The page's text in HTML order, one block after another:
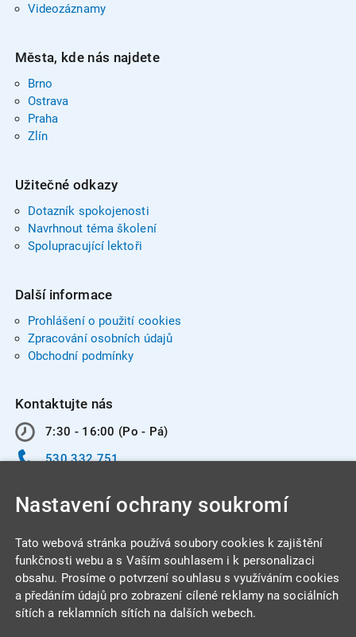
Videozáznamy
Města, kde nás najdete
Brno
Ostrava
Praha
Zlín
Užitečné odkazy
Dotazník spokojenosti
Navrhnout téma školení
Spolupracující lektoři
Další informace
Prohlášení o použití cookies
Zpracování osobních údajů
Obchodní podmínky
Kontaktujte nás
7:30 - 16:00 (Po - Pá)
530 332 751
INTEGRA CENTRUM s.r.o.
Jabloňová 662/7
Nastavení ochrany soukromí
Tato webová stránka používá soubory cookies k zajištění
funkčnosti webu a s Vaším souhlasem i k personalizaci
obsahu. Prosíme o potvrzení souhlasu s využíváním cookies
a předáním údajů pro zobrazení cílené reklamy na sociálních
sítích a reklamních sítích na dalších webech.